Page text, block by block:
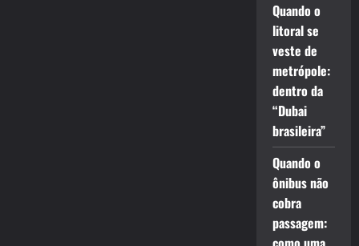
Quando o
litoral se
veste de
metrópole:
dentro da
“Dubai
brasileira”
Quando o
ônibus não
cobra
passagem: